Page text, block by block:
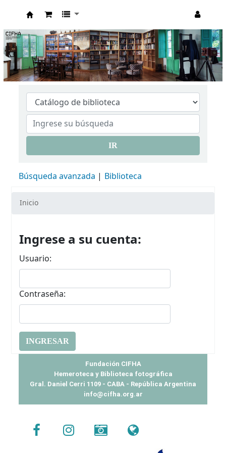
CIFHA
IR
Búsqueda avanzada Biblioteca
Inicio
Inicio
Ingrese a su cuenta:
Usuario:
Contraseña:
Fundación CIFHA
Hemeroteca y Biblioteca fotográfica
Gral. Daniel Cerri 1109 - CABA - República Argentina
info@cifha.org.ar